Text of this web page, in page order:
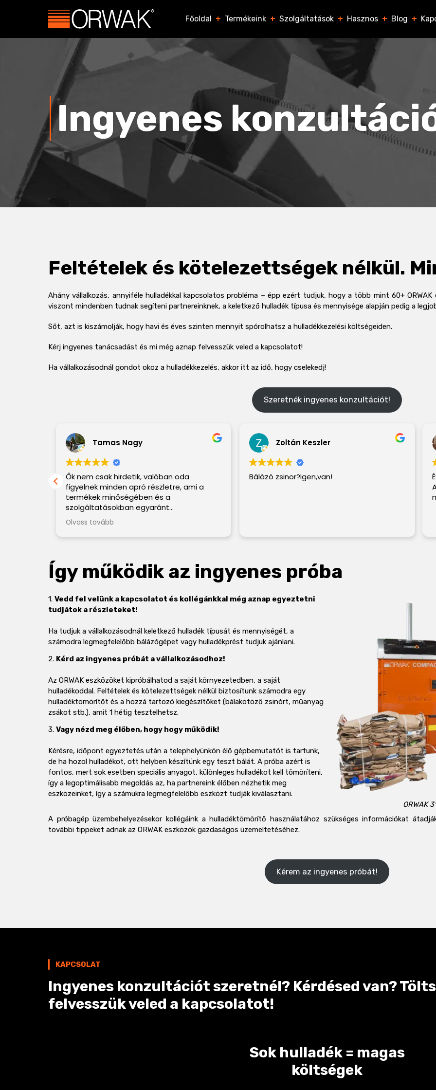
Főoldal + Termékeink + Szolgáltatások + Hasznos + Blog +
Ingyenes
Feltételek és kötelezettségek nélkül.
Ahány vállalkozás, annyiféle hulladékkal kapcsolatos probléma – épp ezért tudjuk, hogy a több mint 60+
viszont mindenben tudnak segíteni partnereinknek, a keletkező hulladék típusa és mennyisége alapján pedig a
Sőt, azt is kiszámolják, hogy havi és éves szinten mennyit spórolhatsz a hulladékkezelési költségeiden.
Kérj ingyenes tanácsadást és mi még aznap felvesszük veled a kapcsolatot!
Ha vállalkozásodnál gondot okoz a hulladékkezelés, akkor itt az idő, hogy cselekedj!
Szeretnék ingyenes konzultációt!
Tamas Nagy
Ők nem csak hirdetik, valóban oda
figyelnek minden apró részletre, ami a
termékek minőségében és a
szolgáltatásokban egyaránt
megmutatkozik! Közel 4 év után is kiváló
állapotban van a tömörítő berendezés!
Öröm volt velük üzletelni! 5 csillag nekik,
Olvass tovább
Zoltán Keszler
Bálázó zsinor?Igen,van!
Így működik az ingyenes próba
1. Vedd fel velünk a kapcsolatot és kollégánkkal még aznap egyeztetni
tudjátok a részleteket!
Ha tudjuk a vállalkozásodnál keletkező hulladék típusát és mennyiségét, a
számodra legmegfelelőbb bálázógépet vagy hulladékprést tudjuk ajánlani.
2. Kérd az ingyenes próbát a vállalkozásodhoz!
Az ORWAK eszközöket kipróbálhatod a saját környezetedben, a saját
hulladékoddal. Feltételek és kötelezettségek nélkül biztosítunk számodra egy
hulladéktömörítőt és a hozzá tartozó kiegészítőket (bálakötöző zsinórt, műanyag
zsákot stb.), amit 1 hétig tesztelhetsz.
3. Vagy nézd meg élőben, hogy hogy működik!
Kérésre, időpont egyeztetés után a telephelyünkön élő gépbemutatót is tartunk,
de ha hozol hulladékot, ott helyben készítünk egy teszt bálát. A próba azért is
fontos, mert sok esetben speciális anyagot, különleges hulladékot kell tömöríteni,
így a legoptimálisabb megoldás az, ha partnereink élőben nézhetik meg
eszközeinket, így a számukra legmegfelelőbb eszközt tudják kiválasztani.
ORWAK
A próbagép üzembehelyezésekor kollégáink a hulladéktömörítő használatához szükséges információkat
további tippeket adnak az ORWAK eszközök gazdaságos üzemeltetéséhez.
Kérem az ingyenes próbát!
KAPCSOLAT
Ingyenes konzultációt szeretnél? Kérdésed van?
felvesszük veled a kapcsolatot!
Sok hulladék = magas
költségek